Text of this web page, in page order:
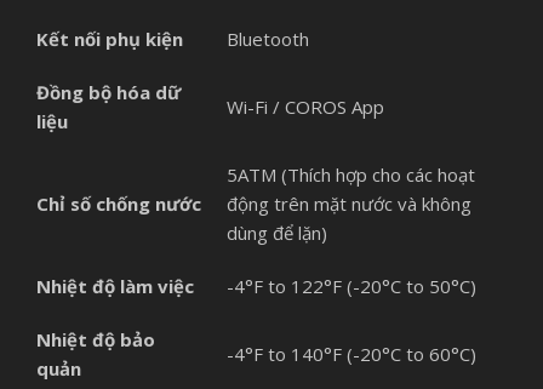
Kết nối phụ kiện Bluetooth
Đồng bộ hóa dữ
liệu
Wi-Fi / COROS App
Chỉ số chống nước
5ATM (Thích hợp cho các hoạt
động trên mặt nước và không
dùng để lặn)
Nhiệt độ làm việc -4°F to 122°F (-20°C to 50°C)
Nhiệt độ bảo
quản
-4°F to 140°F (-20°C to 60°C)